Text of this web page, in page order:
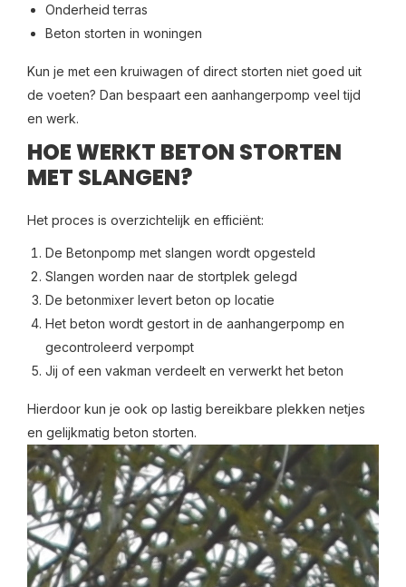
Onderheid terras
Beton storten in woningen
Kun je met een kruiwagen of direct storten niet goed uit
de voeten? Dan bespaart een aanhangerpomp veel tijd
en werk.
HOE WERKT BETON STORTEN
MET SLANGEN?
Het proces is overzichtelijk en efficiënt:
De Betonpomp met slangen wordt opgesteld
Slangen worden naar de stortplek gelegd
De betonmixer levert beton op locatie
Het beton wordt gestort in de aanhangerpomp en
gecontroleerd verpompt
Jij of een vakman verdeelt en verwerkt het beton
Hierdoor kun je ook op lastig bereikbare plekken netjes
en gelijkmatig beton storten.